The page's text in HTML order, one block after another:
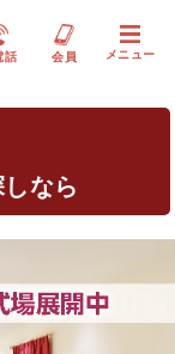
話 会員 メニュー
なら